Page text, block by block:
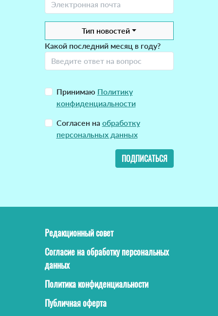
Тип новостей
Какой последний месяц в году?
Принимаю Политику
конфиденциальности
Согласен на обработку
персональных данных
ПОДПИСАТЬСЯ
Редакционный совет
Согласие на обработку персональных
данных
Политика конфиденциальности
Публичная оферта